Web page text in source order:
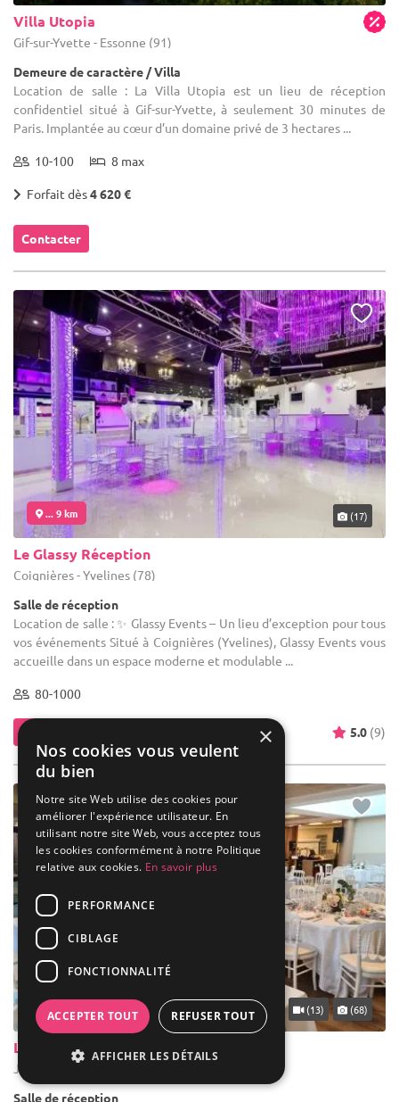
Villa Utopia
Gif-sur-Yvette - Essonne (91)
Demeure de caractère / Villa
Location de salle : La Villa Utopia est un lieu de réception
confidentiel situé à Gif-sur-Yvette, à seulement 30 minutes de
Paris. Implantée au cœur d’un domaine privé de 3 hectares ...
10-100 8 max
Forfait dès4 620 €
Contacter
... 9 km (17)
Le Glassy Réception
Coignières - Yvelines (78)
Salle de réception
Location de salle : ✨ Glassy Events – Un lieu d’exception pour tous
vos événements Situé à Coignières (Yvelines), Glassy Events vous
accueille dans un espace moderne et modulable ...
80-1000
5.0 (9)
... 10 km (13) (68)
Le 12'15 By Gaulupeau
Jouy-en-Josas - Yvelines (78)
Salle de réception
×
Nos cookies vous veulent
du bien
Notre site Web utilise des cookies pour
améliorer l'expérience utilisateur. En
utilisant notre site Web, vous acceptez tous
les cookies conformément à notre Politique
relative aux cookies. En savoir plus
PERFORMANCE
CIBLAGE
FONCTIONNALITÉ
ACCEPTER TOUT REFUSER TOUT
AFFICHER LES DÉTAILS